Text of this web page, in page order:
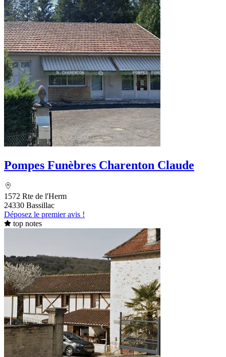
Pompes Funèbres Charenton Claude
1572 Rte de l'Herm
24330 Bassillac
Déposez le premier avis !
top notes